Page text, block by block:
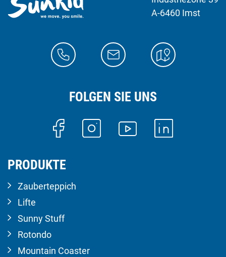
A-6460 Imst
FOLGEN SIE UNS
PRODUKTE
Zauberteppich
Lifte
Sunny Stuff
Rotondo
Mountain Coaster